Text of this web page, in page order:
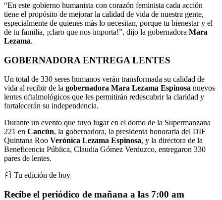
“En este gobierno humanista con corazón feminista cada acción
tiene el propósito de mejorar la calidad de vida de nuestra gente,
especialmente de quienes más lo necesitan, porque tu bienestar y el
de tu familia, ¡claro que nos importa!”, dijo la gobernadora Mara
Lezama.
GOBERNADORA ENTREGA LENTES
Un total de 330 seres humanos verán transformada su calidad de
vida al recibir de la gobernadora Mara Lezama Espinosa nuevos
lentes oftalmológicos que les permitirán redescubrir la claridad y
fortalecerán su independencia.
Durante un evento que tuvo lugar en el domo de la Supermanzana
221 en Cancún, la gobernadora, la presidenta honoraria del DIF
Quintana Roo Verónica Lezama Espinosa, y la directora de la
Beneficencia Pública, Claudia Gómez Verduzco, entregaron 330
pares de lentes.
📰 Tu edición de hoy
Recibe el periódico de mañana a las 7:00 am